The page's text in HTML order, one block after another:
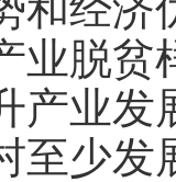
业脱
产业
至少发